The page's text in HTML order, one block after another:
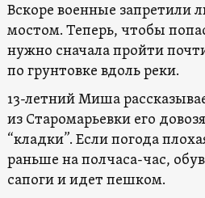
Вскоре военные запретили
мостом. Теперь, чтобы
нужно сначала пройти
по грунтовке вдоль реки.
13-летний Миша
из Старомарьевки его
“кладки”. Если погода
раньше на полчаса-час,
сапоги и идет пешком.